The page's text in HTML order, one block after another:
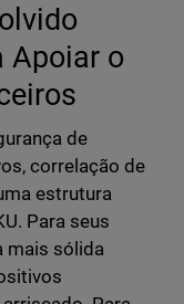
Apoiar o
de
correlação de
estrutura
Para seus
mais sólida